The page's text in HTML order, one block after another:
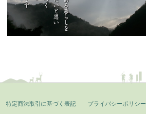
特定商法取引に基づく表記 プライバシーポリシー